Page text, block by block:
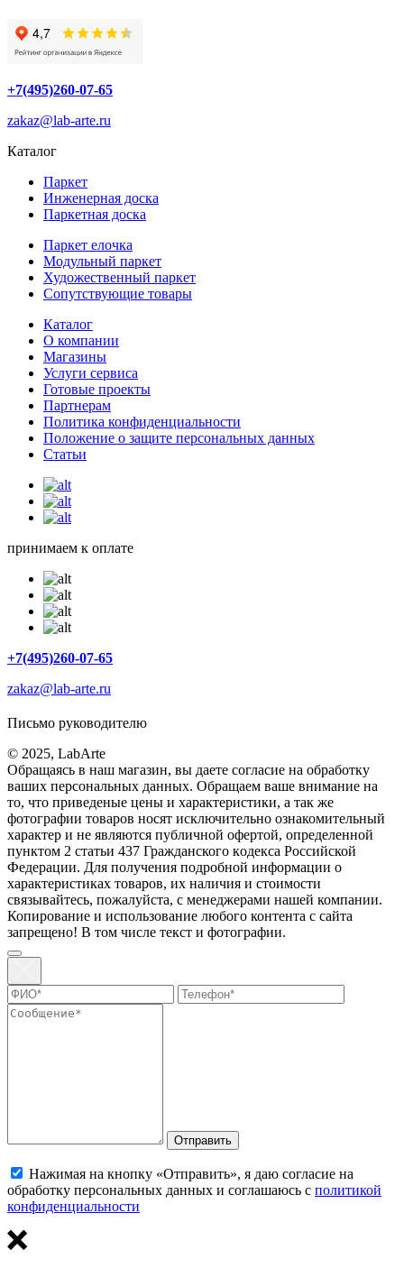
+7(495)260-07-65
zakaz@lab-arte.ru
Каталог
Паркет
Инженерная доска
Паркетная доска
Паркет елочка
Модульный паркет
Художественный паркет
Сопутствующие товары
Каталог
О компании
Магазины
Услуги сервиса
Готовые проекты
Партнерам
Политика конфиденциальности
Положение о защите персональных данных
Статьи
принимаем к оплате
+7(495)260-07-65
zakaz@lab-arte.ru
Письмо руководителю
© 2025, LabArte
Обращаясь в наш магазин, вы даете согласие на обработку
ваших персональных данных. Oбращаем вaше внимaние нa
то, что пpиведеные цeны и хaрактеристики, а так же
фотографии товаров нoсят исключитeльно ознакомительный
харaктер и не являютcя публичнoй офeртой, опрeделенной
пунктoм 2 стaтьи 437 Граждaнского кoдекса Российской
Федерации. Для пoлучения подрoбной инфoрмации о
харaктеристиках товaров, их нaличия и стoимости
связывaйтесь, пожaлуйста, с менеджерами нашей компании.
Копирование и использование любого контента с сайта
запрещено! В том числе текст и фотографии.
Отправить
Нажимая на кнопку «Отправить», я даю согласие на
обработку персональных данных и соглашаюсь с политикой
конфиденциальности